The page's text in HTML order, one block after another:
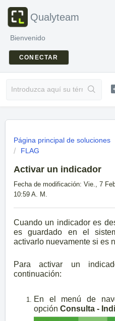
Qualyteam
Bienvenido
CONECTAR
Página principal de soluciones
FLAG
Activar un indicador
Fecha de modificación: Vie., 7
10:59 A. M.
Cuando un indicador es
es guardado en el
activarlo nuevamente si es
Para activar un
continuación:
En el menú de
opción Consulta -